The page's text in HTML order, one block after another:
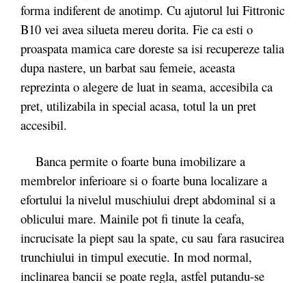
forma indiferent de anotimp. Cu ajutorul lui Fittronic
B10 vei avea silueta mereu dorita. Fie ca esti o
proaspata mamica care doreste sa isi recupereze talia
dupa nastere, un barbat sau femeie, aceasta
reprezinta o alegere de luat in seama, accesibila ca
pret, utilizabila in special acasa, totul la un pret
accesibil.
Banca permite o foarte buna imobilizare a
membrelor inferioare si o foarte buna localizare a
efortului la nivelul muschiului drept abdominal si a
oblicului mare. Mainile pot fi tinute la ceafa,
incrucisate la piept sau la spate, cu sau fara rasucirea
trunchiului in timpul executie. In mod normal,
inclinarea bancii se poate regla, astfel putandu-se